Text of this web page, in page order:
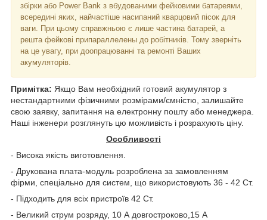
збірки або Power Bank з вбудованими фейковими батареями,
всередині яких, найчастіше насипаний кварцовий пісок для
ваги. При цьому справжньою є лише частина батарей, а
решта фейкові припараллелены до робітників. Тому зверніть
на це увагу, при доопрацюванні та ремонті Ваших
акумуляторів.
Примітка: Якщо Вам необхідний готовий акумулятор з
нестандартними фізичними розмірами/ємністю, залишайте
свою заявку, запитання на електронну пошту або менеджера.
Наші інженери розглянуть цю можливість і розрахують ціну.
Особливості
- Висока якість виготовлення.
- Друкована плата-модуль розроблена за замовленням
фірми, спеціально для систем, що використовують 36 - 42 Ст.
- Підходить для всіх пристроїв 42 Ст.
- Великий струм розряду, 10 А довгостроково,15 А